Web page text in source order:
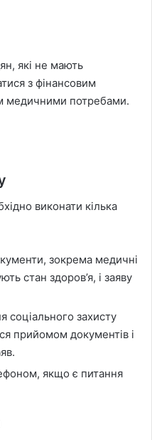
які не мають
з фінансовим
медичними потребами.
виконати кілька
зокрема медичні
стан здоров’я, і заяву
соціального захисту
прийомом документів і
якщо є питання